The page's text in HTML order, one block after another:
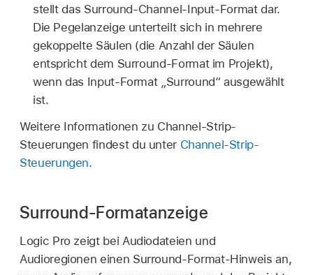
stellt das Surround-Channel-Input-Format dar.
Die Pegelanzeige unterteilt sich in mehrere
gekoppelte Säulen (die Anzahl der Säulen
entspricht dem Surround-Format im Projekt),
wenn das Input-Format „Surround“ ausgewählt
ist.
Weitere Informationen zu Channel-Strip-
Steuerungen findest du unter Channel-Strip-
Steuerungen.
Surround-Formatanzeige
Logic Pro zeigt bei Audiodateien und
Audioregionen einen Surround-Format-Hinweis an,